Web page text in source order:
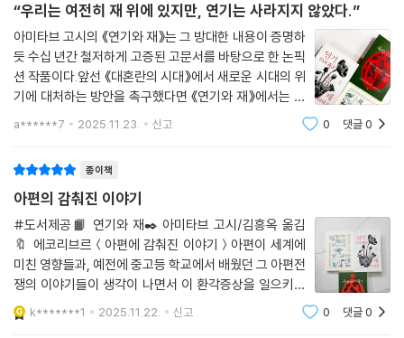
가장 오래된 찻잎은 2150년 전으로 거슬러 올라가는데, 중국 가경제(嘉
慶帝)의 무덤에서 발견되었다. 엘리트층의 관례로서 시작된 차 음용은 중
국 전역으로 삽시간에 퍼졌으며, 중세 초기에 이르러 광범위하게 확산했
다.
중국 차는 찰스 2세(Charles II)의 아내 캐서린(Catherine of Braganz
를 누렸으며, 영국이 인도에 제국을 구축하기 전인 18세기 초에 이미 중국
차는 영국 경제의 중요한 교역품으로 자리 잡았다.
18세기와 19세기 대부분 시기에 걸쳐 차에 부과한 세금은 영국 세수의 10
퍼센트를 육박했고, 차가 영국 경제에 안겨준 혜택은 이에 그치지 않았다.
영국 상선 대부분은 중국에서 영국으로뿐 아니라 영국에서 여러 식민지로
까지 차를 실어 나르는 데 관여했다. 요컨대 산업혁명의 대부분 기간 동안
영국 정부의 재정은 차에 크게 의존했는데, 그 대부분을 중국에서 수입했
“우리는 여전히 재 위에 있지만, 연기는 사라지지 않았다.”
아미타브 고시의 《연기와 재》는 그 방대한 내용이 증명하
듯 수십 년간 철저하게 고증된 고문서를 바탕으로 한 논픽
션 작품이다.앞선 《대혼란의 시대》에서 새로운 시대의 위
기에 대처하는 방안을 촉구했다면 《연기와 재》에서는 인
간 중심의 역사가 아닌 비인간적 주체를 통해 식민지를 지
a******7 2025.11.23. 신고 0 댓글0
종이책
아편의 감춰진 이야기
#도서제공📙 연기와 재✒️ 아미타브 고시/김흥옥 옮김
🔖 에코리브르＜아편에 감춰진 이야기＞아편이 세계에
미친 영향들과, 예전에 중고등 학교에서 배웠던 그 아편전
쟁의 이야기들이 생각이 나면서 이 환각증상을 일으키는
마약류의 식물이라는 제목이 어떻게 쓰여지는지 너무 궁
금했었다.▪️마치 공부하는것 처럼 책에 밑줄들이 가득했
k*******1 2025.11.22. 신고 0 댓글0